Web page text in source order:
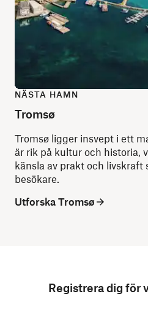
NÄSTA HAMN
Tromsø
Tromsø ligger insvept i ett
är rik på kultur och historia,
känsla av prakt och livskraft
besökare.
Utforska Tromsø
Registrera dig för